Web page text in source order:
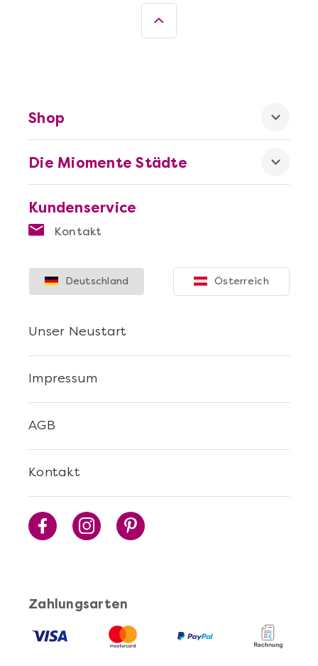
Kundenservice
Kontakt
Die Miomente Städte
Shop
Zahlungsarten
Kontakt
AGB
Impressum
Unser Neustart
Deutschland Österreich